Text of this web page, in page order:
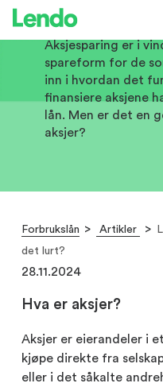
det lurt?
Aksjesparing er i
spareform for de
inn i hvordan det
finansiere aksjene
lån. Men er det en
aksjer?
Forbrukslån Artikler
det lurt?
28.11.2024
Hva er aksjer?
Aksjer er eierandeler i
kjøpe direkte fra
eller i det såkalte